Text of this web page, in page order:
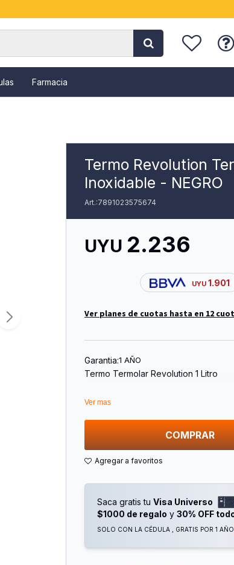
Farmacia
Termo Revolution
Inoxidable - NEGRO
7891023575674
UYU 2.236
UYU 1.901
Ver planes de cuotas hasta en 12
Garantia:1 AÑO
Termo Termolar Revolution 1 Litro
Estructura interna y externa de
La parte superior fue desarrollada
pico o de su tapa rosca.
Características:
Libre de BPA
Conservación Térmica: 20hs.
Ver mas
COMPRAR
Saca gratis tu Visa Universo
$1000 de regalo y 30% OFF
SOLO CON LA CÉDULA , GRATIS POR 1 AÑO